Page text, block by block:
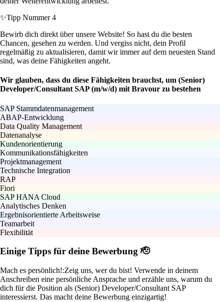
✨Tipp Nummer 4
Bewirb dich direkt über unsere Website! So hast du die besten
Chancen, gesehen zu werden. Und vergiss nicht, dein Profil
regelmäßig zu aktualisieren, damit wir immer auf dem neuesten Stand
sind, was deine Fähigkeiten angeht.
Wir glauben, dass du diese Fähigkeiten brauchst, um (Senior)
Developer/Consultant SAP (m/w/d) mit Bravour zu bestehen
SAP Stammdatenmanagement
ABAP-Entwicklung
Data Quality Management
Datenanalyse
Kundenorientierung
Kommunikationsfähigkeiten
Projektmanagement
Technische Integration
RAP
Fiori
SAP HANA Cloud
Analytisches Denken
Ergebnisorientierte Arbeitsweise
Teamarbeit
Flexibilität
Einige Tipps für deine Bewerbung 🫡
Mach es persönlich!:Zeig uns, wer du bist! Verwende in deinem
Anschreiben eine persönliche Ansprache und erzähle uns, warum du
dich für die Position als (Senior) Developer/Consultant SAP
interessierst. Das macht deine Bewerbung einzigartig!